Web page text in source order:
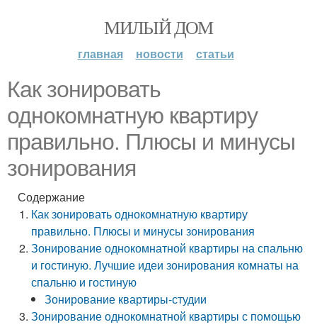
МИЛЫЙ ДОМ
главная новости статьи
Как зонировать
однокомнатную квартиру
правильно. Плюсы и минусы
зонирования
Содержание
Как зонировать однокомнатную квартиру
правильно. Плюсы и минусы зонирования
Зонирование однокомнатной квартиры на спальню
и гостиную. Лучшие идеи зонирования комнаты на
спальню и гостиную
Зонирование квартиры-студии
Зонирование однокомнатной квартиры с помощью